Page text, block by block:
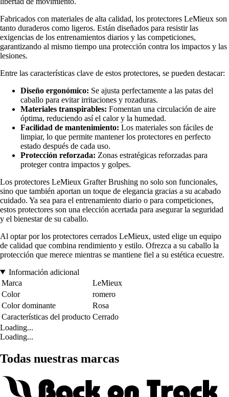
Fabricados con materiales de alta calidad, los protectores LeMieux son
tanto duraderos como ligeros. Están diseñados para resistir las
exigencias de los entrenamientos diarios y las competiciones,
garantizando al mismo tiempo una protección contra los impactos y las
lesiones.
Entre las características clave de estos protectores, se pueden destacar:
Diseño ergonómico: Se ajusta perfectamente a las patas del
caballo para evitar irritaciones y rozaduras.
Materiales transpirables: Fomentan una circulación de aire
óptima, reduciendo así el calor y la humedad.
Facilidad de mantenimiento: Los materiales son fáciles de
limpiar, lo que permite mantener los protectores en perfecto
estado después de cada uso.
Protección reforzada: Zonas estratégicas reforzadas para
proteger contra impactos y golpes.
Los protectores LeMieux Grafter Brushing no solo son funcionales,
sino que también aportan un toque de elegancia gracias a su acabado
cuidado. Ya sea para el entrenamiento diario o para competiciones,
estos protectores son una elección acertada para asegurar la seguridad
y el bienestar de su caballo.
Al optar por los protectores cerrados LeMieux, usted elige un equipo
de calidad que combina rendimiento y estilo. Ofrezca a su caballo la
protección que merece mientras se mantiene fiel a su estética ecuestre.
Información adicional
Marca
LeMieux
Color
romero
Color dominante
Rosa
Características del producto Cerrado
Loading...
Loading...
Todas nuestras marcas